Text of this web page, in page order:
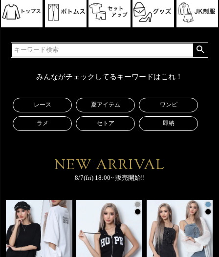
みんながチェックしてるキーワードはこれ！
レース 夏アイテム ワンピ
ラメ セトア 即納
NEW ARRIVAL
8/7(fri) 18:00~ 販売開始!!